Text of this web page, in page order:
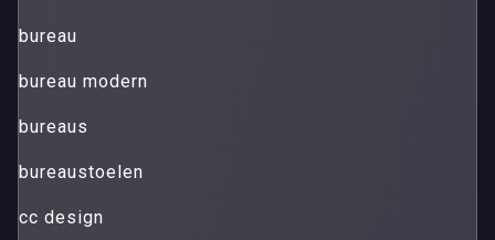
bureau
bureau modern
bureaus
bureaustoelen
cc design